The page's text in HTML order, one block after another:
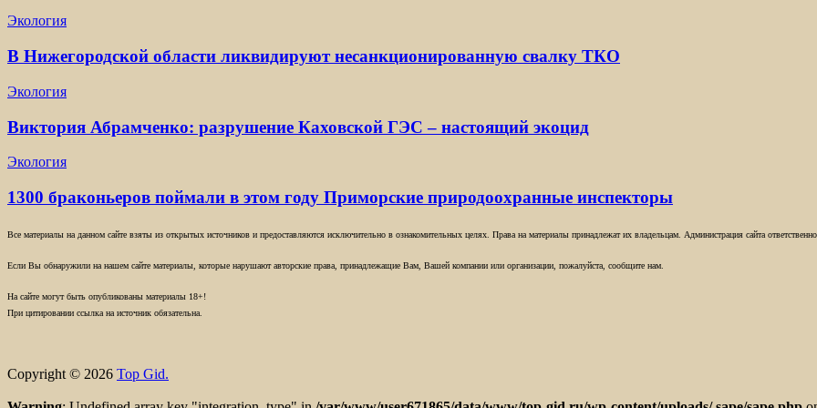
Экология
В Нижегородской области ликвидируют несанкционированную свалку ТКО
Экология
Виктория Абрамченко: разрушение Каховской ГЭС – настоящий экоцид
Экология
1300 браконьеров поймали в этом году Приморские природоохранные инспекторы
Все материалы на данном сайте взяты из открытых источников и предоставляются исключительно в ознакомительных целях. Права на материалы принадлежат их владельцам. Администрация сайта
Если Вы обнаружили на нашем сайте материалы, которые нарушают авторские права, принадлежащие Вам, Вашей компании или организации, пожалуйста, сообщите нам.
На сайте могут быть опубликованы материалы 18+!
При цитировании ссылка на источник обязательна.
Copyright © 2026 Top Gid.